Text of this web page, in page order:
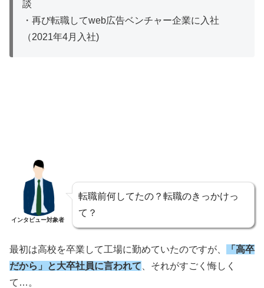
談
・再び転職してweb広告ベンチャー企業に入社
（2021年4月入社)
インタビュー対象者
転職前何してたの？転職のきっかけっ
て？
最初は高校を卒業して工場に勤めていたのですが、
「高卒
だから」と大卒社員に言われて 、それがすごく悔しく
て…。